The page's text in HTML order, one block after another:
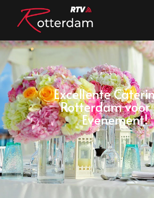
Excellente
Rotterdam voor
Evenement!